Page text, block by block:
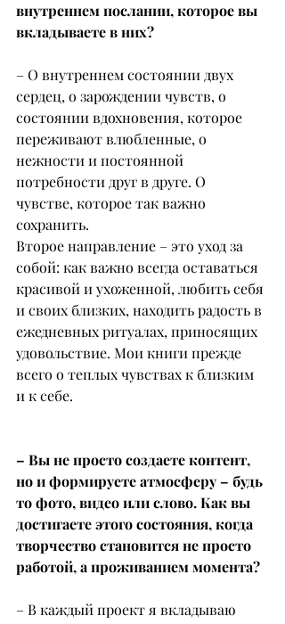
внутреннем послании, которое вы
вкладываете в них?
– О внутреннем состоянии двух
сердец, о зарождении чувств, о
состоянии вдохновения, которое
переживают влюбленные, о
нежности и постоянной
потребности друг в друге. О
чувстве, которое так важно
сохранить.
Второе направление – это уход за
собой: как важно всегда оставаться
красивой и ухоженной, любить себя
и своих близких, находить радость в
ежедневных ритуалах, приносящих
удовольствие. Мои книги прежде
всего о теплых чувствах к близким
и к себе.
– Вы не просто создаете контент,
но и формируете атмосферу – будь
то фото, видео или слово. Как вы
достигаете этого состояния, когда
творчество становится не просто
работой, а проживанием момента?
– В каждый проект я вкладываю